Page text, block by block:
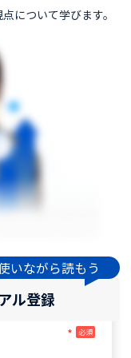
について学びます。
ル登録
いながら読もう
* 必須